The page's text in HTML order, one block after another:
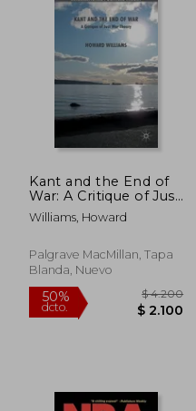
50%
dcto. $ 1.520
Kant and the End of
War: A Critique of Just
War Theory (en
Inglés)
Williams, Howard
Palgrave MacMillan, Tapa
Blanda, Nuevo